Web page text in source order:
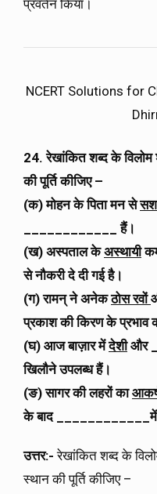
प्रवर्तन किया।
NCERT Solutions for
24. रेखांकित शब्द के विलोम
की पूर्ति कीजिए –
(क) मोहन के पिता मन से
____________ हैं।
(ख) अस्पताल केअस्थायी
से नौकरी दे दी गई है।
(ग) रामन् ने अनेकठोस रवों
प्रकाश की किरण के प्रभाव
(घ) आज बाज़ार मेंदेशीऔर
खिलौने उपलब्ध हैं।
(ङ) सागर की लहरों का
के बाद ____________में
उत्तर:-रेखांकित शब्द के
स्थान की पूर्ति कीजिए –